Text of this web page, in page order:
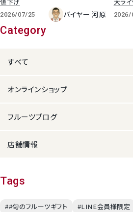
値下げ
2026/07/25 バイヤー 河原
大ラ
2026/
Category
すべて
オンラインショップ
フルーツブログ
店舗情報
Tags
##旬のフルーツギフト #LINE会員様限定